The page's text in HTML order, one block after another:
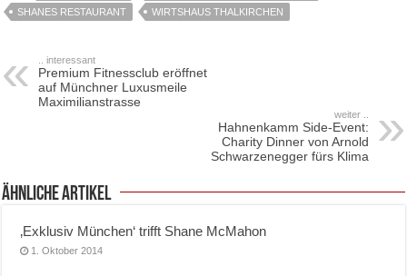
SHANES RESTAURANT
WIRTSHAUS THALKIRCHEN
.. interessant
Premium Fitnessclub eröffnet
auf Münchner Luxusmeile
Maximilianstrasse
weiter ..
Hahnenkamm Side-Event:
Charity Dinner von Arnold
Schwarzenegger fürs Klima
ähnliche Artikel
‚Exklusiv München‘ trifft Shane McMahon
1. Oktober 2014